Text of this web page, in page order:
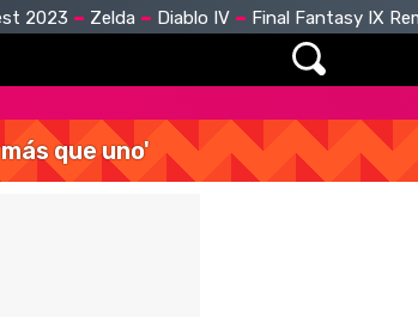
2023 Zelda Diablo IV Final Fantasy IX
que uno'